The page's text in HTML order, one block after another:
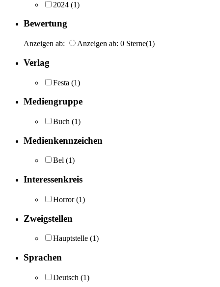
2024 (1)
Bewertung
Anzeigen ab: Anzeigen ab: 0 Sterne(1)
Verlag
Festa (1)
Mediengruppe
Buch (1)
Medienkennzeichen
Bel (1)
Interessenkreis
Horror (1)
Zweigstellen
Hauptstelle (1)
Sprachen
Deutsch (1)